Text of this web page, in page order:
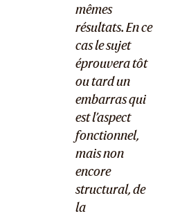
mêmes
résultats. En ce
cas le sujet
éprouvera tôt
ou tard un
embarras qui
est l’aspect
fonctionnel,
mais non
encore
structural, de
la